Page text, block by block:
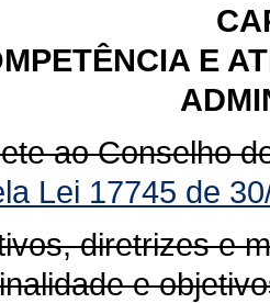
E
ao Conselho
Lei 17745 de
diretrizes e
e